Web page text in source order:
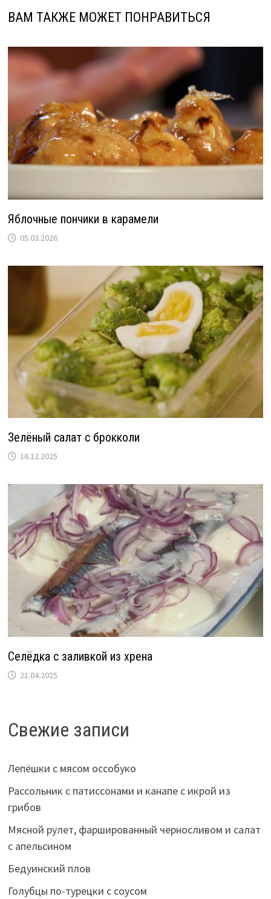
ВАМ ТАКЖЕ МОЖЕТ ПОНРАВИТЬСЯ
Яблочные пончики в карамели
05.03.2026
Зелёный салат с брокколи
16.12.2025
Селёдка с заливкой из хрена
21.04.2025
Свежие записи
Лепёшки с мясом оссобуко
Рассольник с патиссонами и канапе с икрой из
грибов
Мясной рулет, фаршированный черносливом и салат
с апельсином
Бедуинский плов
Голубцы по-турецки с соусом